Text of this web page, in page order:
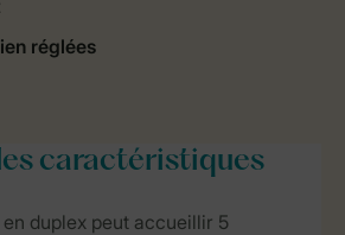
caractéristiques
duplex peut accueillir 5